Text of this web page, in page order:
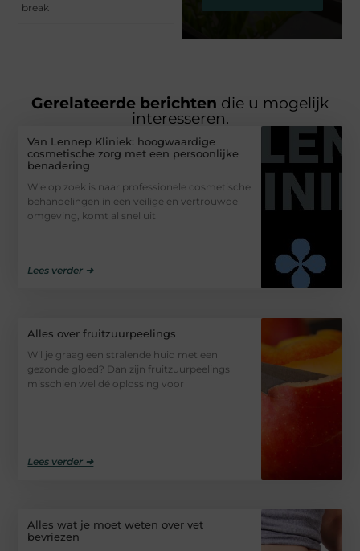
break
Gerelateerde berichten die u mogelijk
interesseren.
Van Lennep Kliniek: hoogwaardige
cosmetische zorg met een persoonlijke
benadering
Wie op zoek is naar professionele cosmetische
behandelingen in een veilige en vertrouwde
omgeving, komt al snel uit
Lees verder ➜
Alles over fruitzuurpeelings
Wil je graag een stralende huid met een
gezonde gloed? Dan zijn fruitzuurpeelings
misschien wel dé oplossing voor
Lees verder ➜
Alles wat je moet weten over vet
bevriezen